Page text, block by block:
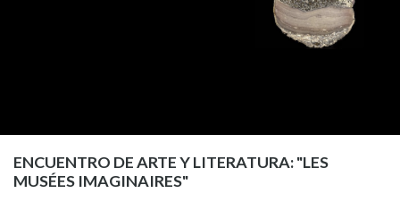
ENCUENTRO DE ARTE Y LITERATURA: "LES
MUSÉES IMAGINAIRES"